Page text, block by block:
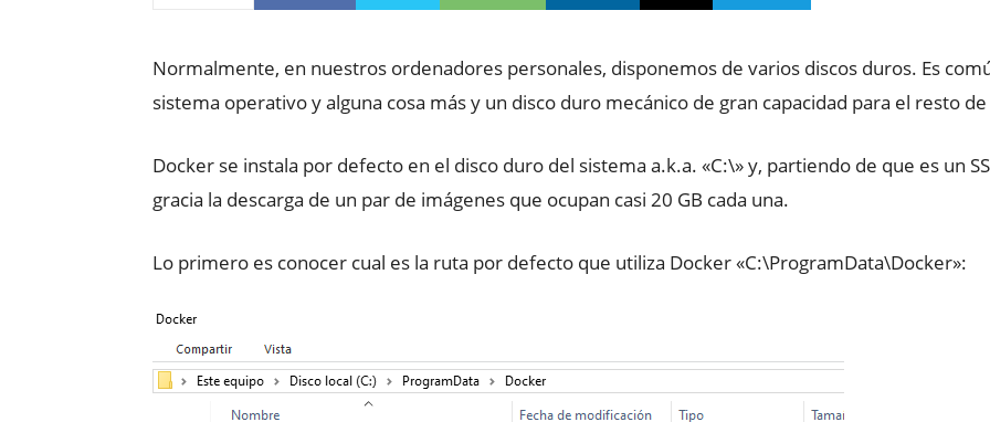
Normalmente, en nuestros ordenadores personales, disponemos de varios discos duros. Es
sistema operativo y alguna cosa más y un disco duro mecánico de gran capacidad para el resto de
Docker se instala por defecto en el disco duro del sistema a.k.a. «C:\» y, partiendo de que es un
gracia la descarga de un par de imágenes que ocupan casi 20 GB cada una.
Lo primero es conocer cual es la ruta por defecto que utiliza Docker «C:\ProgramData\Docker»: